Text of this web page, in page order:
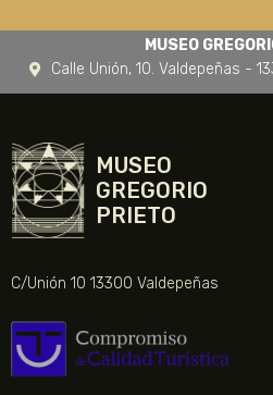
MUSEO
Calle Unión, 10. Valdepeñas -
MUSEO
GREGORIO
PRIETO
C/Unión 10 13300 Valdepeñas